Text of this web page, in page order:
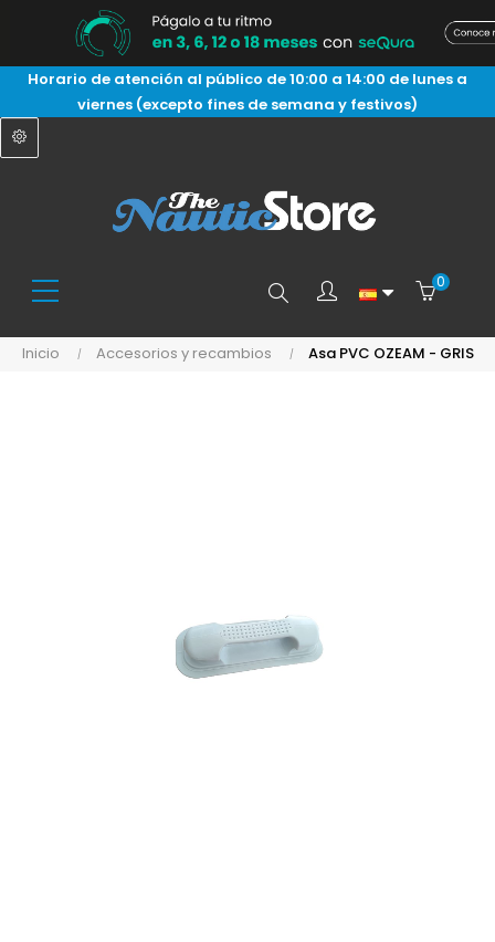
Horario de atención al público de 10:00 a 14:00 de lunes a
viernes (excepto fines de semana y festivos)
Buscar 0
Inicio Accesorios y recambios Asa PVC OZEAM - GRIS